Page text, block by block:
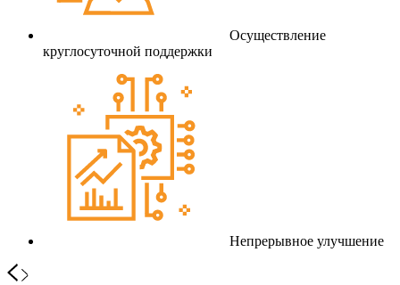
Осуществление
круглосуточной поддержки
Непрерывное улучшение